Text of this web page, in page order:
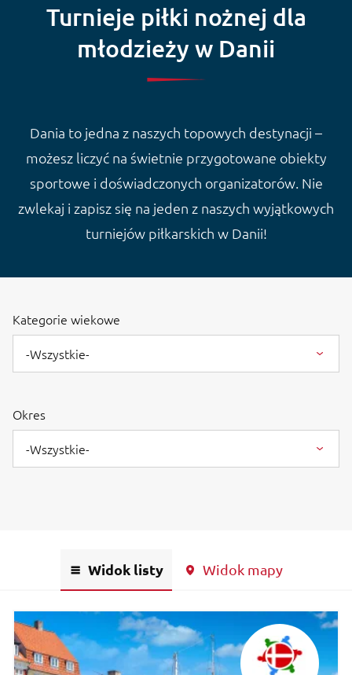
Turnieje piłki nożnej dla
młodzieży w Danii
Dania to jedna z naszych topowych destynacji –
możesz liczyć na świetnie przygotowane obiekty
sportowe i doświadczonych organizatorów. Nie
zwlekaj i zapisz się na jeden z naszych wyjątkowych
turniejów piłkarskich w Danii!
Kategorie wiekowe
-Wszystkie-
Okres
-Wszystkie-
Widok listy Widok mapy